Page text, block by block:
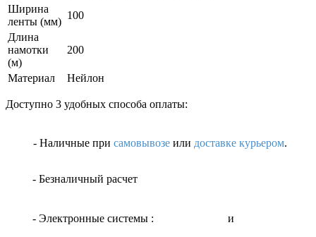
Ширина
ленты (мм)
100
Длина
намотки
(м)
200
Материал Нейлон
Доступно 3 удобных способа оплаты:
- Наличные при самовывозе или доставке курьером.
- Безналичный расчет
- Электронные системы : и